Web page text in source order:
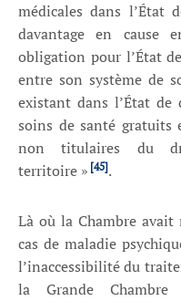
médicales dans l’État
davantage en cause
obligation pour l’État
entre son système de
existant dans l’État
soins de santé
non titulaires du
territoire » [45].
Là où la Chambre
cas de maladie
l’inaccessibilité du
la Grande